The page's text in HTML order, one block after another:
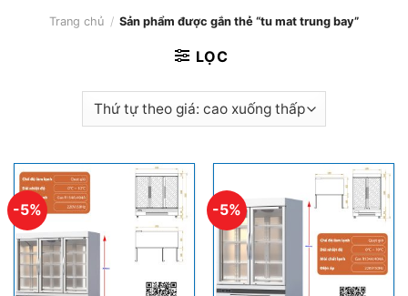
Trang chủ / Sản phẩm được gắn thẻ “tu mat trung bay”
LỌC
-5% -5%